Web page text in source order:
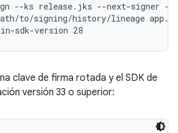
--ks release.jks --next-signer
to/signing/history/lineage
clave de firma rotada y el SDK de
versión 33 o superior: